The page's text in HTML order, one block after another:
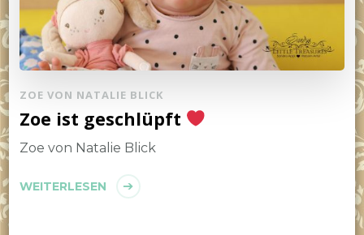
ZOE VON NATALIE BLICK
Zoe ist geschlüpft
Zoe von Natalie Blick
WEITERLESEN